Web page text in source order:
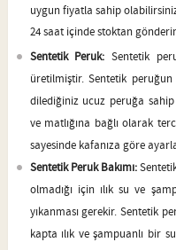
uygun fiyatla sahip
24 saat içinde stoktan
Sentetik Peruk:Sentetik
üretilmiştir. Sentetik
dilediğiniz ucuz peruğa
ve matlığına bağlı olarak
sayesinde kafanıza göre
Sentetik Peruk Bakımı:
olmadığı için ılık su ve
yıkanması gerekir. Sentetik
kapta ılık ve şampuanlı bir